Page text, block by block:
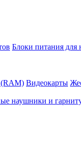
Блоки питания для
(RAM) Видеокарты
наушники и